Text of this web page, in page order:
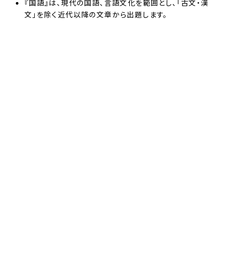
『国語』は、現代の国語、言語文化を範囲とし、「古文・漢
文」を除く近代以降の文章から出題します。